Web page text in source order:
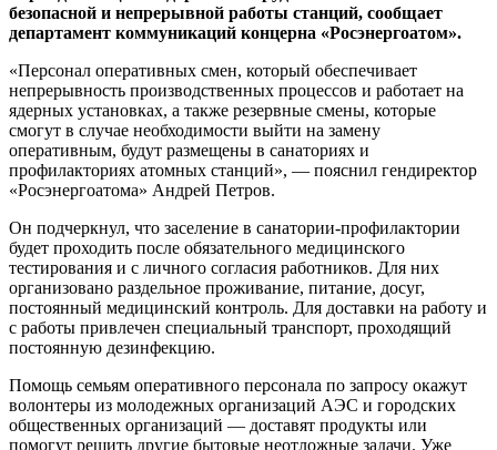
безопасной и непрерывной работы станций, сообщает
департамент коммуникаций концерна «Росэнергоатом».
«Персонал оперативных смен, который обеспечивает
непрерывность производственных процессов и работает на
ядерных установках, а также резервные смены, которые
смогут в случае необходимости выйти на замену
оперативным, будут размещены в санаториях и
профилакториях атомных станций», — пояснил гендиректор
«Росэнергоатома» Андрей Петров.
Он подчеркнул, что заселение в санатории-профилактории
будет проходить после обязательного медицинского
тестирования и с личного согласия работников. Для них
организовано раздельное проживание, питание, досуг,
постоянный медицинский контроль. Для доставки на работу и
с работы привлечен специальный транспорт, проходящий
постоянную дезинфекцию.
Помощь семьям оперативного персонала по запросу окажут
волонтеры из молодежных организаций АЭС и городских
общественных организаций — доставят продукты или
помогут решить другие бытовые неотложные задачи. Уже